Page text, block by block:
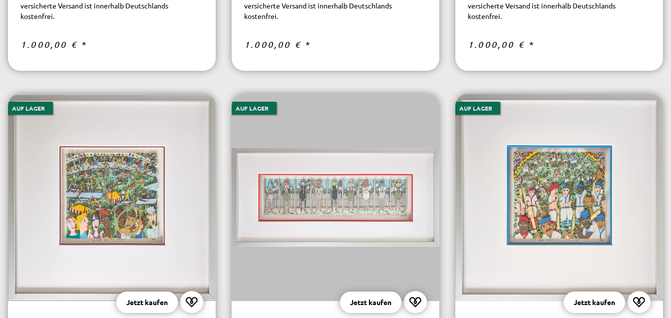
versicherte Versand ist innerhalb Deutschlands
kostenfrei.
1.000,00 € *
versicherte Versand ist innerhalb Deutschlands
kostenfrei.
1.000,00 € *
versicherte Versand ist innerhalb Deutschlands
kostenfrei.
1.000,00 € *
AUF LAGER
Jetzt kaufen
AUF LAGER
Jetzt kaufen
AUF LAGER
Jetzt kaufen